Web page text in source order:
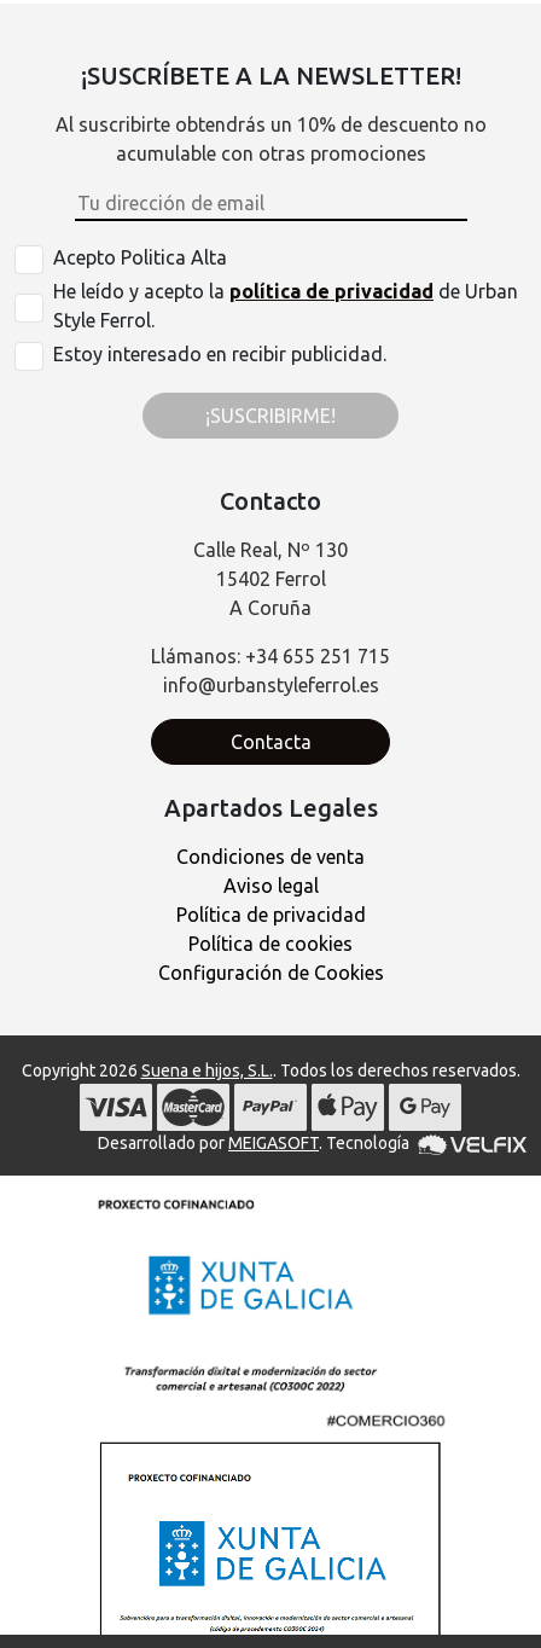
¡SUSCRÍBETE A LA NEWSLETTER!
Al suscribirte obtendrás un 10% de descuento no
acumulable con otras promociones
Acepto Politica Alta
He leído y acepto la política de privacidad de Urban
Style Ferrol.
Estoy interesado en recibir publicidad.
¡SUSCRIBIRME!
Contacto
Calle Real, Nº 130
15402 Ferrol
A Coruña
Llámanos: +34 655 251 715
info@urbanstyleferrol.es
Contacta
Apartados Legales
Condiciones de venta
Aviso legal
Política de privacidad
Política de cookies
Configuración de Cookies
Copyright 2026 Suena e hijos, S.L.. Todos los derechos reservados.
Desarrollado porMEIGASOFT. Tecnología